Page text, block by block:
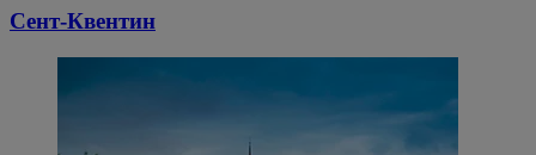
Сент-Квентин